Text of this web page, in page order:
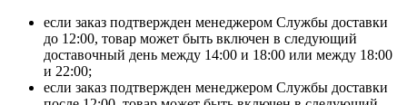
если заказ подтвержден менеджером Службы доставки
до 12:00, товар может быть включен в следующий
доставочный день между 14:00 и 18:00 или между 18:00
и 22:00;
если заказ подтвержден менеджером Службы доставки